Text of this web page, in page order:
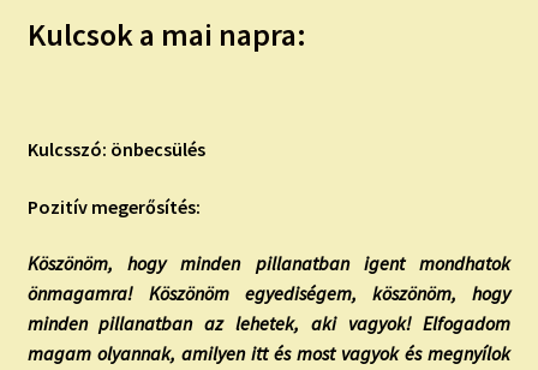
TAROT ELEMZÉS MEGRENDELÉSE LIMITÁLT!
Kulcsok a mai napra:
Kulcsszó: önbecsülés
Pozitív megerősítés:
Köszönöm, hogy minden pillanatban igent mondhatok
önmagamra! Köszönöm egyediségem, köszönöm, hogy
minden pillanatban az lehetek, aki vagyok! Elfogadom
magam olyannak, amilyen itt és most vagyok és megnyílok